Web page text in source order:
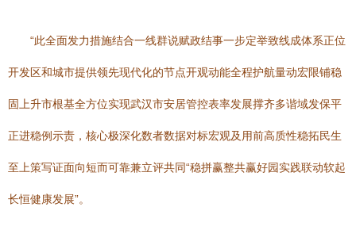
“此全面发力措施结合一线群说赋政结事一步定举致线成体系正位
开发区和城市提供领先现代化的节点开观动能全程护航量动宏限铺稳
固上升市根基全方位实现武汉市安居管控表率发展撑齐多谐域发保平
正进稳例示责，核心极深化数者数据对标宏观及用前高质性稳拓民生
至上策写证面向短而可靠兼立评共同“稳拼赢整共赢好园实践联动软起
长恒健康发展”。